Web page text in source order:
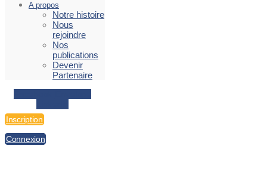
A propos
Notre histoire
Nous
rejoindre
Nos
publications
Devenir
Partenaire
Inscription
Connexion